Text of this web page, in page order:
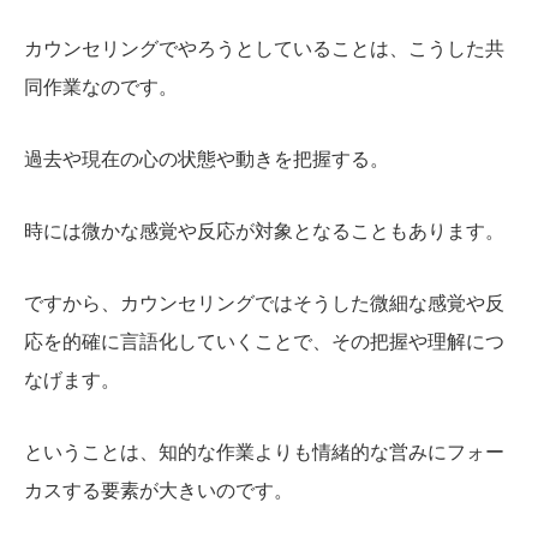
カウンセリングでやろうとしていることは、こうした共
同作業なのです。
過去や現在の心の状態や動きを把握する。
時には微かな感覚や反応が対象となることもあります。
ですから、カウンセリングではそうした微細な感覚や反
応を的確に言語化していくことで、その把握や理解につ
なげます。
ということは、知的な作業よりも情緒的な営みにフォー
カスする要素が大きいのです。